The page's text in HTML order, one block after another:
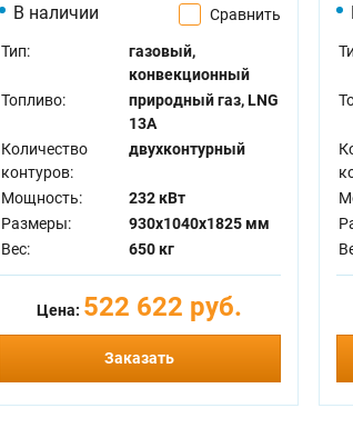
В наличии Сравнить
Тип:
газовый,
конвекционный
Топливо:
природный газ, LNG
13A
Количество
контуров:
двухконтурный
Мощность:
232 кВт
Размеры:
930x1040x1825 мм
Вес:
650 кг
Цена: 522 622 руб.
Заказать